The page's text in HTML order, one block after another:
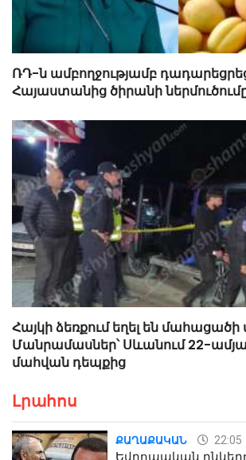
ՌԴ-ն ամբողջությամբ
Հայաստանից ծիրանի
Հայկի ձեռքում եղել են մահացածի
Մանրամասներ՝ Սևանում 22-ամյա
մահվան դեպքից
Լրահոս
ՔԱՂԱՔԱԿԱՆ 22:05
Եվրոպական